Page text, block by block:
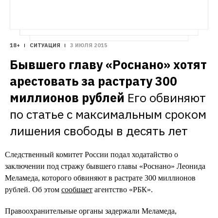
18+ СИТУАЦИЯ 3 ИЮЛЯ 2015
Бывшего главу «Роснано» хотят
арестовать за растрату 300
миллионов рублей Его обвиняют
по статье с максимальным сроком
лишения свободы в десять лет
Следственный комитет России подал ходатайство о
заключении под стражу бывшего главы «Роснано» Леонида
Меламеда, которого обвиняют в растрате 300 миллионов
рублей. Об этом сообщает агентство «РБК».
Правоохранительные органы задержали Меламеда,